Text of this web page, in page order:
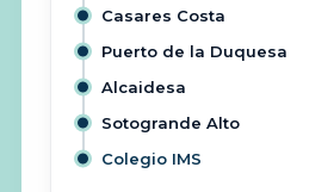
Casares Costa
Puerto de la Duquesa
Alcaidesa
Sotogrande Alto
Colegio IMS